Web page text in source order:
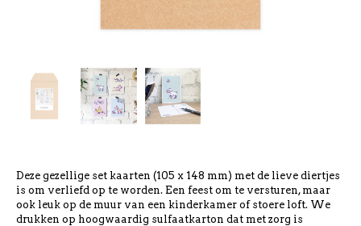
Deze gezellige set kaarten (105 x 148 mm) met de lieve diertjes
is om verliefd op te worden. Een feest om te versturen, maar
ook leuk op de muur van een kinderkamer of stoere loft. We
drukken op hoogwaardig sulfaatkarton dat met zorg is